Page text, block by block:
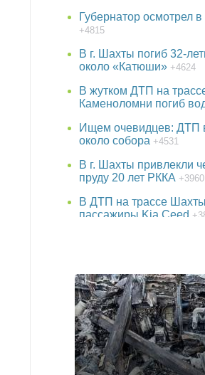
Губернатор осмотрел
+4815
В г. Шахты погиб 32-
около «Катюши» +4624
В жутком ДТП на
Каменоломни погиб
Ищем очевидцев: ДТП
около собора +4531
В г. Шахты привлекли
пруду 20 лет РККА +3960
В ДТП на трассе
пассажиры Kia Ceed
38-летняя женщина
+3750
Детская шалость
в Ростовской области
Утонул в аквапарке 3-
в Ростовской области